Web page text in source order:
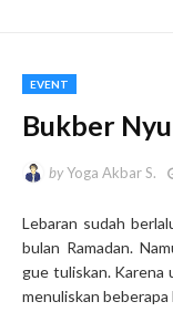
EVENT
Bukber
byYoga Akbar S.
Lebaran sudah
bulan Ramadan.
gue tuliskan. Karena
menuliskan beberapa